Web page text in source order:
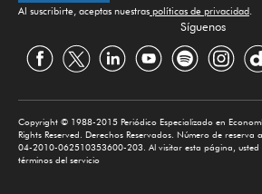
Al suscribirte, aceptas nuestras políticas de privacidad.
Síguenos
Copyright © 1988-2015 Periódico Especializado en
Rights Reserved. Derechos Reservados. Número de reserva
04-2010-062510353600-203. Al visitar esta página, usted
términos del servicio